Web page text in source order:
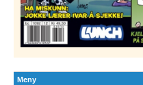
Meny